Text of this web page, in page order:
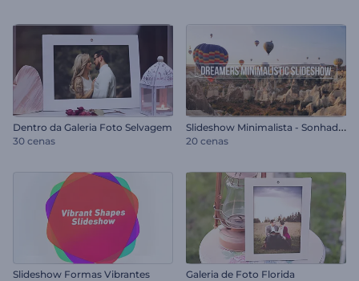
Dentro da Galeria Foto Selvagem
30 cenas
S
lideshow Minimalista - Sonhadores
20 cenas
Slideshow Formas Vibrantes
Galeria de Foto Florida